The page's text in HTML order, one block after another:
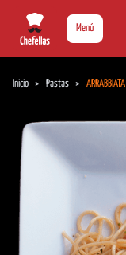
Menú
Inicio > Pastas > ARRABBIATA